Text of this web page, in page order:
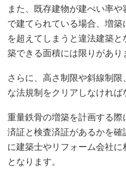
また、既存建物が建ぺい率
で建てられている場合、増築
を超えてしまうと違法建築
築できる面積には限りがあり
さらに、高さ制限や斜線制限
な法規制をクリアしなければ
重量鉄骨の増築を計画する
済証と検査済証があるかを
に建築士やリフォーム会社
となります。